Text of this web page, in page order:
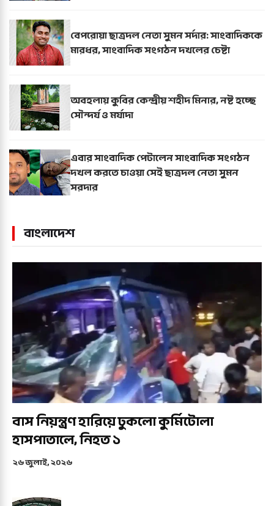
বেপরোয়া ছাত্রদল নেতা সুমন সর্দার: সাংবাদিককে
মারধর, সাংবাদিক সংগঠন দখলের চেষ্টা
অবহলায় কুবির কেন্দ্রীয় শহীদ মিনার, নষ্ট হচ্ছে
সৌন্দর্য ও মর্যাদা
এবার সাংবাদিক পেটালেন সাংবাদিক সংগঠন
দখল করতে চাওয়া সেই ছাত্রদল নেতা সুমন
সরদার
বাংলাদেশ
বাস নিয়ন্ত্রণ হারিয়ে ঢুকলো কুর্মিটোলা
হাসপাতালে, নিহত ১
২৬ জুলাই, ২০২৬